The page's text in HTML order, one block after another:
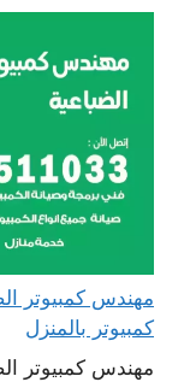
كمبيوتر بالمنزل
مهندس كمبيوتر